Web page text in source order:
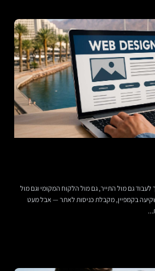
גם מול התייר, גם מול הלקוח המקומי וגם מול
בקמפיין, מקבלת כניסות לאתר — אבל מעט